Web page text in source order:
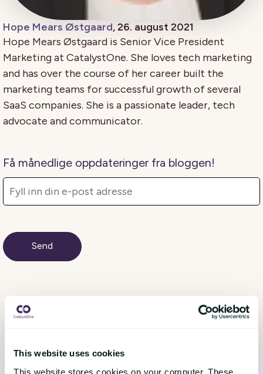
This website uses cookies
This website stores cookies on your computer. These
Hope Mears Østgaard, 26. august 2021
Hope Mears Østgaard is Senior Vice President
Marketing at CatalystOne. She loves tech marketing
and has over the course of her career built the
marketing teams for successful growth of several
SaaS companies. She is a passionate leader, tech
advocate and communicator.
Få månedlige oppdateringer fra bloggen!